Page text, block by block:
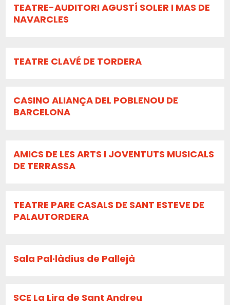
TEATRE-AUDITORI AGUSTÍ SOLER I MAS DE
NAVARCLES
TEATRE CLAVÉ DE TORDERA
CASINO ALIANÇA DEL POBLENOU DE
BARCELONA
AMICS DE LES ARTS I JOVENTUTS MUSICALS
DE TERRASSA
TEATRE PARE CASALS DE SANT ESTEVE DE
PALAUTORDERA
Sala Pal·làdius de Pallejà
SCE La Lira de Sant Andreu